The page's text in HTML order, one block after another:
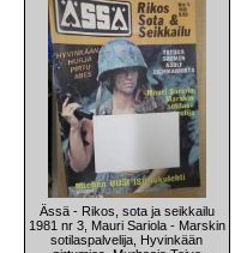
Ässä - Rikos, sota ja seikkailu
1981 nr 3, Mauri Sariola - Marskin
sotilaspalvelija, Hyvinkään